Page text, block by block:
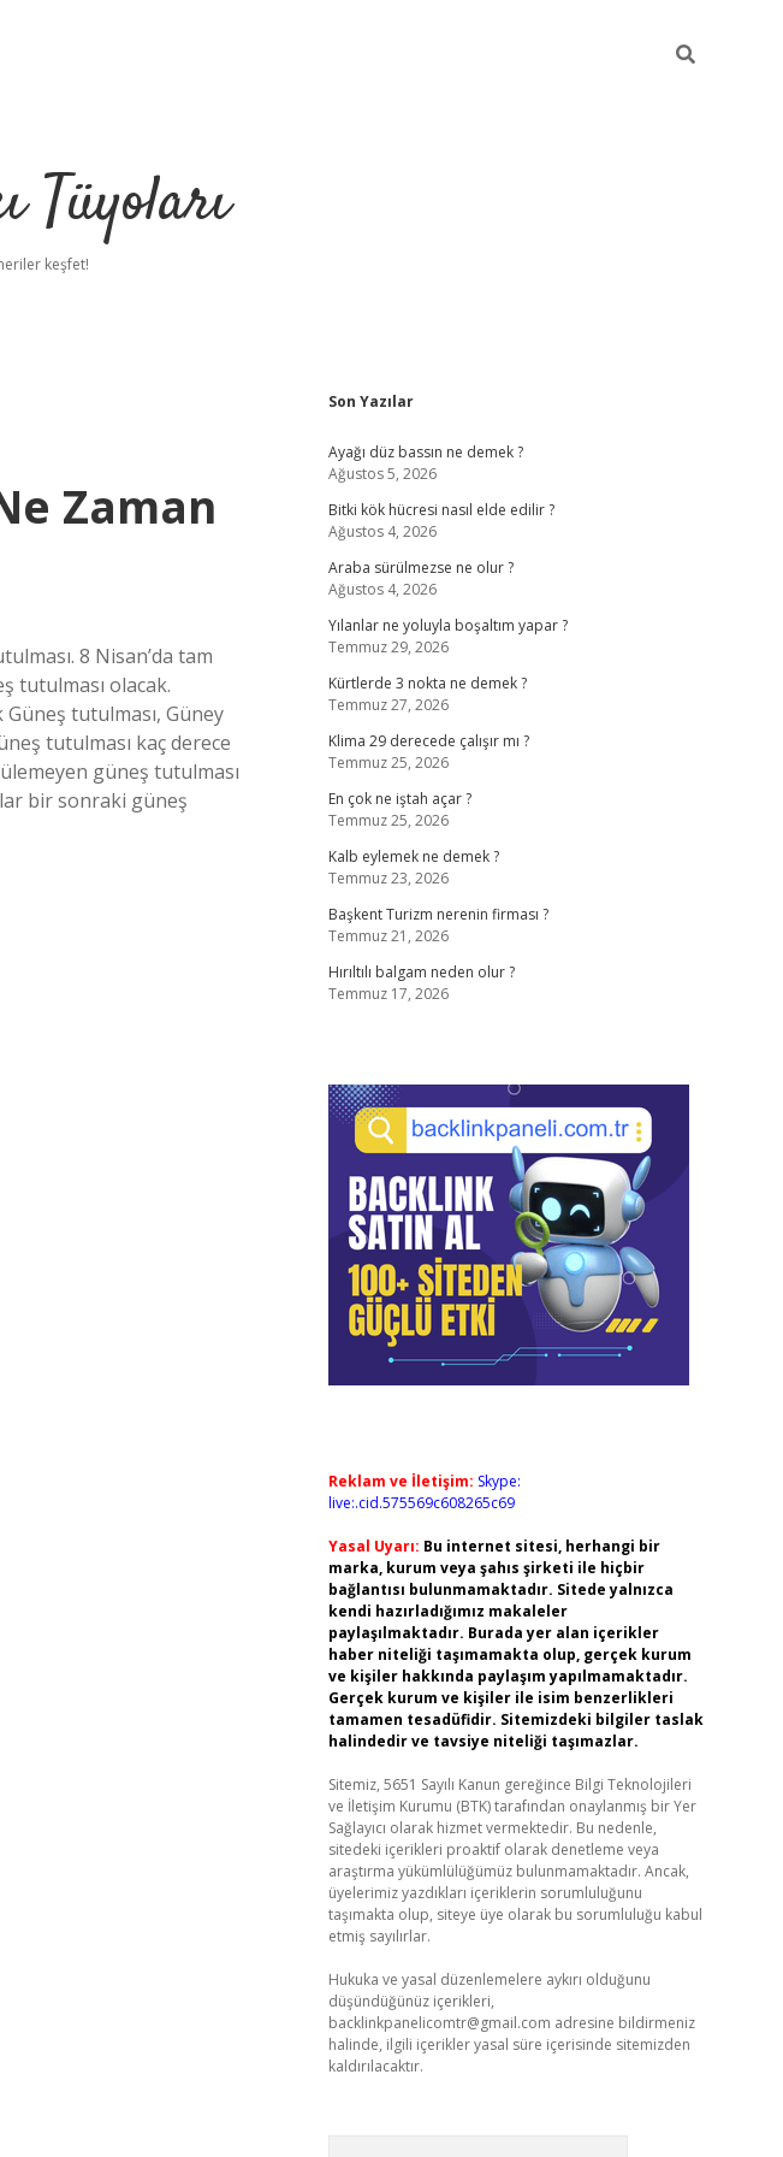
Tüyoları
keşfet!
Zaman
8 Nisan’da tam
tutulması olacak.
tutulması, Güney
tutulması kaç derece
güneş tutulması
bir sonraki güneş
Sidebar
Son Yazılar
Ayağı düz bassın ne demek ?
Ağustos 5, 2026
Bitki kök hücresi nasıl elde edilir ?
Ağustos 4, 2026
Araba sürülmezse ne olur ?
Ağustos 4, 2026
Yılanlar ne yoluyla boşaltım yapar ?
Temmuz 29, 2026
Kürtlerde 3 nokta ne demek ?
Temmuz 27, 2026
Klima 29 derecede çalışır mı ?
Temmuz 25, 2026
En çok ne iştah açar ?
Temmuz 25, 2026
Kalb eylemek ne demek ?
Temmuz 23, 2026
Başkent Turizm nerenin firması ?
Temmuz 21, 2026
Hırıltılı balgam neden olur ?
Temmuz 17, 2026
Reklam ve İletişim: Skype:
live:.cid.575569c608265c69
Yasal Uyarı: Bu internet sitesi, herhangi bir
marka, kurum veya şahıs şirketi ile hiçbir
bağlantısı bulunmamaktadır. Sitede yalnızca
kendi hazırladığımız makaleler
paylaşılmaktadır. Burada yer alan içerikler
haber niteliği taşımamakta olup, gerçek kurum
ve kişiler hakkında paylaşım yapılmamaktadır.
Gerçek kurum ve kişiler ile isim benzerlikleri
tamamen tesadüfidir. Sitemizdeki bilgiler taslak
halindedir ve tavsiye niteliği taşımazlar.
Sitemiz, 5651 Sayılı Kanun gereğince Bilgi Teknolojileri
ve İletişim Kurumu (BTK) tarafından onaylanmış bir Yer
Sağlayıcı olarak hizmet vermektedir. Bu nedenle,
sitedeki içerikleri proaktif olarak denetleme veya
araştırma yükümlülüğümüz bulunmamaktadır. Ancak,
üyelerimiz yazdıkları içeriklerin sorumluluğunu
taşımakta olup, siteye üye olarak bu sorumluluğu kabul
etmiş sayılırlar.
Hukuka ve yasal düzenlemelere aykırı olduğunu
düşündüğünüz içerikleri,
backlinkpanelicomtr@gmail.com adresine bildirmeniz
halinde, ilgili içerikler yasal süre içerisinde sitemizden
kaldırılacaktır.